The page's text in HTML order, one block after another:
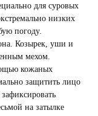
для суровых
низких
погоду.
Козырек, уши и
мехом.
кожаных
защитить лицо
на затылке